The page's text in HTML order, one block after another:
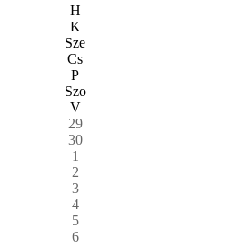
H
K
Sze
Cs
P
Szo
V
29
30
1
2
3
4
5
6